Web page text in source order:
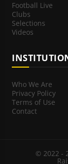
Football Live
Clubs
Selections
Videos
Who We Are
Privacy Policy
Terms of Use
Contact
© 2022 -